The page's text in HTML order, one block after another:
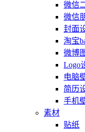
微信
微信
封面
淘宝
微博
Logo
电脑
简历
手机
素材
贴纸